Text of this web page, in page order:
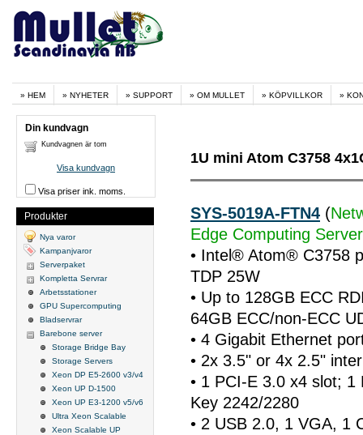
HEM NYHETER SUPPORT OM MULLET KÖPVILLKOR
1U mini Atom C3758
SYS-5019A-FTN4 (
Edge Computing
• Intel® Atom® C3758
TDP 25W
• Up to 128GB ECC
64GB ECC/non-ECC
• 4 Gigabit Ethernet
• 2x 3.5" or 4x 2.5"
• 1 PCI-E 3.0 x4 slot;
Key 2242/2280
• 2 USB 2.0, 1 VGA, 1
Din kundvagn
Kundvagnen är tom
Visa kundvagn
Visa priser ink. moms.
Produkter
Nya varor
Kampanjvaror
Serverpaket
Kompletta Servrar
Arbetsstationer
GPU Supercomputing
Bladservrar
Barebone server
Storage Bridge Bay
Storage Servers
Xeon DP E5-2600 v3/v4
Xeon UP D-1500
Xeon UP E3-1200 v5/v6
Ultra Xeon Scalable
Xeon Scalable UP